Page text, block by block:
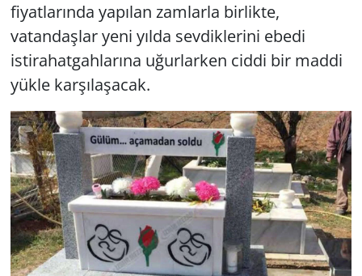
fiyatlarında yapılan zamlarla birlikte,
vatandaşlar yeni yılda sevdiklerini ebedi
istirahatgahlarına uğurlarken ciddi bir maddi
yükle karşılaşacak.